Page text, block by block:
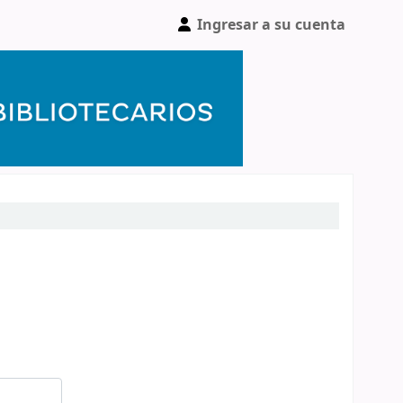
Ingresar a su cuenta